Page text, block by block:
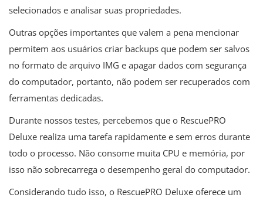
selecionados e analisar suas propriedades.
Outras opções importantes que valem a pena mencionar
permitem aos usuários criar backups que podem ser salvos
no formato de arquivo IMG e apagar dados com segurança
do computador, portanto, não podem ser recuperados com
ferramentas dedicadas.
Durante nossos testes, percebemos que o RescuePRO
Deluxe realiza uma tarefa rapidamente e sem erros durante
todo o processo. Não consome muita CPU e memória, por
isso não sobrecarrega o desempenho geral do computador.
Considerando tudo isso, o RescuePRO Deluxe oferece um